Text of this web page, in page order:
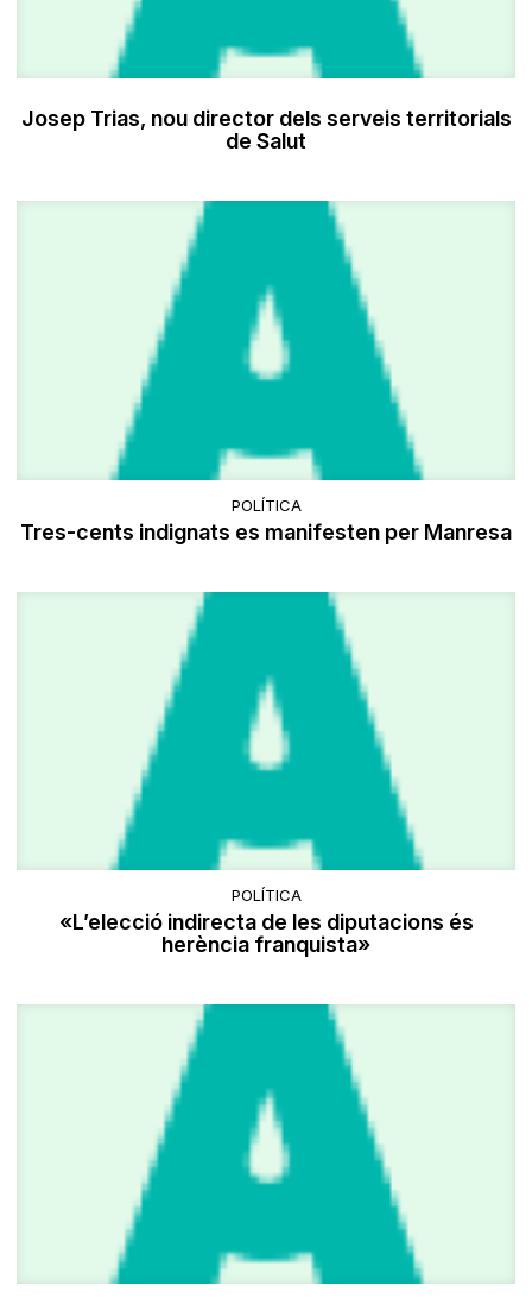
Josep Trias, nou director dels serveis territorials
de Salut
POLÍTICA
Tres-cents indignats es manifesten per Manresa
POLÍTICA
«L’elecció indirecta de les diputacions és
herència franquista»